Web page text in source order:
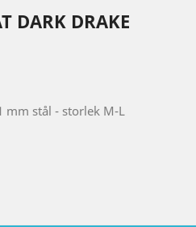
DARK DRAKE
mm stål - storlek M-L